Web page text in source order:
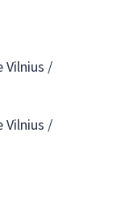
Vilnius /
Vilnius /